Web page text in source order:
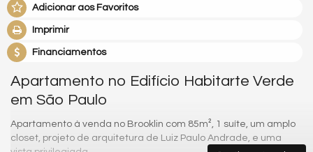
Adicionar aos Favoritos
Imprimir
Financiamentos
Apartamento no Edifício Habitarte Verde
em São Paulo
Apartamento à venda no Brooklin com 85m², 1 suíte, um amplo
closet, projeto de arquitetura de Luiz Paulo Andrade, e uma